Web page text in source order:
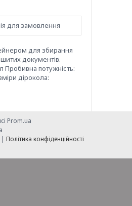
для замовлення
для збирання
документів.
Пробивна потужність:
дірокола:
Prom.ua
| Політика конфіденційності